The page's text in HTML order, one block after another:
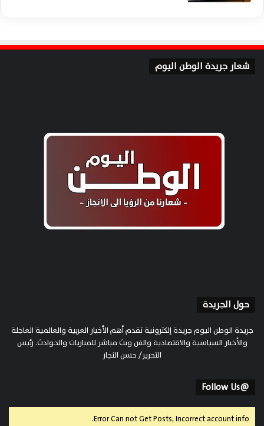
شعار جريدة الوطن اليوم
حول الجريدة
جريدة الوطن اليوم جريدة إلكترونية تقدم أهم الأخبار العربية والعالمية العاجلة
والأخبار السياسية والاقتصادية والفن وبث مباشر للمباريات والحوادث. رئيس
التحرير/ حسن النجار
@Follow Us
Error Can not Get Posts, Incorrect account info.